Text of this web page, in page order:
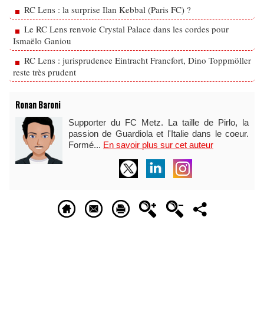
RC Lens : la surprise Ilan Kebbal (Paris FC) ?
Le RC Lens renvoie Crystal Palace dans les cordes pour
Ismaëlo Ganiou
RC Lens : jurisprudence Eintracht Francfort, Dino Toppmöller
reste très prudent
Ronan Baroni
Supporter du FC Metz. La taille de Pirlo, la
passion de Guardiola et l'Italie dans le coeur.
Formé... En savoir plus sur cet auteur